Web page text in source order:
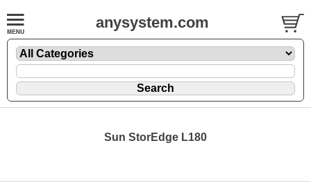
anysystem.com
Sun StorEdge L180